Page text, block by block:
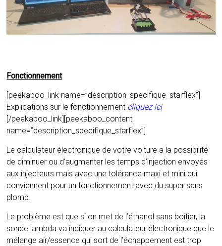
Fonctionnement
[peekaboo_link name=”description_specifique_starflex”]
Explications sur le fonctionnement cliquez ici
[/peekaboo_link][peekaboo_content
name=”description_specifique_starflex”]
Le calculateur électronique de votre voiture a la possibilité
de diminuer ou d’augmenter les temps d’injection envoyés
aux injecteurs mais avec une tolérance maxi et mini qui
conviennent pour un fonctionnement avec du super sans
plomb.
Le problème est que si on met de l’éthanol sans boitier, la
sonde lambda va indiquer au calculateur électronique que le
mélange air/essence qui sort de l’échappement est trop